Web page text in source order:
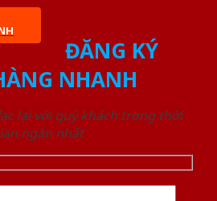
ĐĂNG KÝ
NHANH
lại với quý khách trong thời
ngắn nhất